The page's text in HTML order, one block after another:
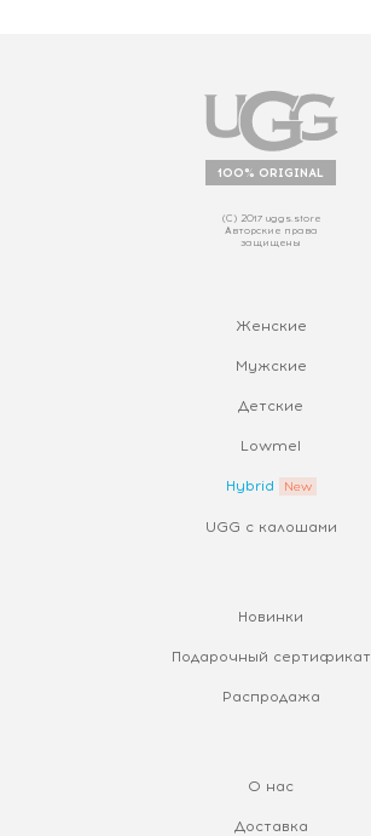
100% ORIGINAL
(С) 2017 uggs.store
Авторские права
защищены
Женские
Мужские
Детские
Lowmel
Hybrid
UGG с калошами
Новинки
Подарочный сертификат
Распродажа
О нас
Доставка